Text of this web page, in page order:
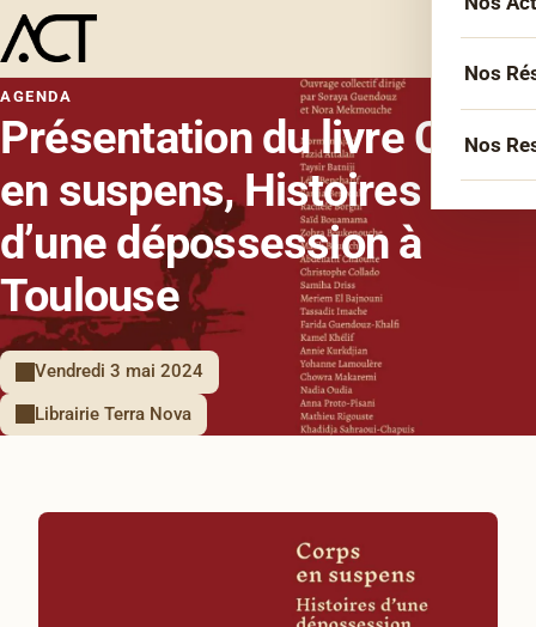
Nos
Nos
AGENDA
Présentation du livre Corps
en suspens, Histoires
d’une dépossession à
Toulouse
Vendredi 3 mai 2024
Librairie Terra Nova